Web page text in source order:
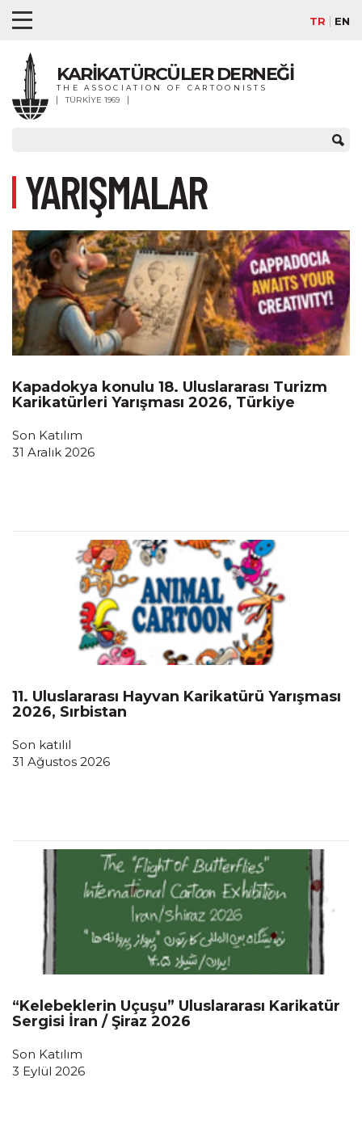
TR EN
KARİKATÜRCÜLER DERNEĞİ
THE ASSOCIATION OF CARTOONISTS
TÜRKİYE 1969
YARIŞMALAR
Kapadokya konulu 18. Uluslararası Turizm
Karikatürleri Yarışması 2026, Türkiye
Son Katılım
31 Aralık 2026
11. Uluslararası Hayvan Karikatürü Yarışması
2026, Sırbistan
Son katılıl
31 Ağustos 2026
“Kelebeklerin Uçuşu” Uluslararası Karikatür
Sergisi İran / Şiraz 2026
Son Katılım
3 Eylül 2026